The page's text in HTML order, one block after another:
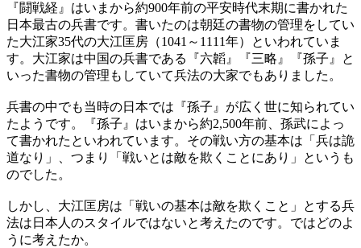
『闘戦経』はいまから約900年前の平安時代末期に書かれた
日本最古の兵書です。書いたのは朝廷の書物の管理をしてい
た大江家35代の大江匡房（1041～1111年）といわれていま
す。大江家は中国の兵書である『六韜』『三略』『孫子』と
いった書物の管理もしていて兵法の大家でもありました。
兵書の中でも当時の日本では『孫子』が広く世に知られてい
たようです。『孫子』はいまから約2,500年前、孫武によっ
て書かれたといわれています。その戦い方の基本は「兵は詭
道なり」、つまり「戦いとは敵を欺くことにあり」というも
のでした。
しかし、大江匡房は「戦いの基本は敵を欺くこと」とする兵
法は日本人のスタイルではないと考えたのです。ではどのよ
うに考えたか。